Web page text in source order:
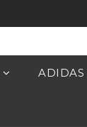
ADIDAS